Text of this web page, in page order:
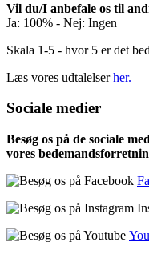
Vil du/I anbefale os til
Ja: 100% - Nej: Ingen
Skala 1-5 - hvor 5 er det
Læs vores udtalelserher.
Sociale medier
Besøg os på de sociale
vores